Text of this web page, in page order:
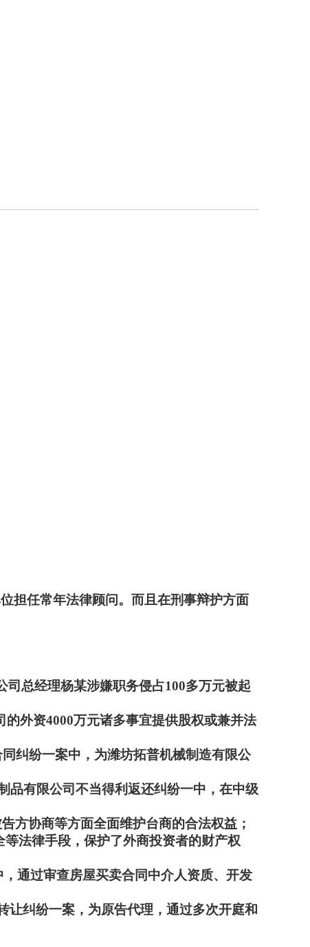
担任常年法律顾问。而且在刑事辩护方面
总经理杨某涉嫌职务侵占100多万元被起
外资4000万元诸多事宜提供股权或兼并法
纠纷一案中，为潍坊拓普机械制造有限公
有限公司不当得利返还纠纷一中，在中级
方协商等方面全面维护台商的合法权益；
法律手段，保护了外商投资者的财产权
通过审查房屋买卖合同中介人资质、开发
纠纷一案，为原告代理，通过多次开庭和